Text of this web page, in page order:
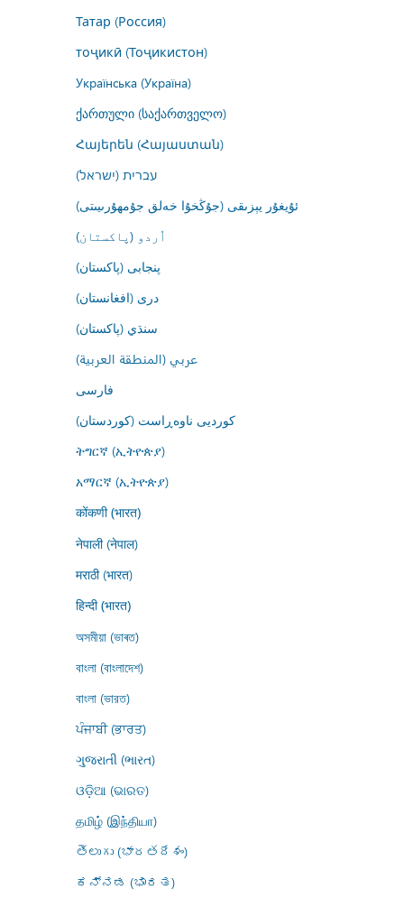
Татар (Россия)
тоҷикӣ (Тоҷикистон)
Українська (Україна)
ქართული (საქართველო)
Հայերեն (Հայաստան)
עברית (ישראל)
ئۇيغۇر يېزىقى (جۇڭخۇا خەلق جۇمھۇرىيىتى)
اُردو (پاکستان)
پنجابی (پاکستان)
درى (افغانستان)
سنڌي (پاکستان)
عربي (المنطقة العربية)
فارسى
کوردیی ناوەڕاست (کوردستان)
ትግርኛ (ኢትዮጵያ)
አማርኛ (ኢትዮጵያ)
कोंकणी (भारत)
नेपाली (नेपाल)
मराठी (भारत)
हिन्दी (भारत)
অসমীয়া (ভাৰত)
বাংলা (বাংলাদেশ)
বাংলা (ভারত)
ਪੰਜਾਬੀ (ਭਾਰਤ)
ગુજરાતી (ભારત)
ଓଡ଼ିଆ (ଭାରତ)
தமிழ் (இந்தியா)
తెలుగు (భారతదేశం)
ಕನ್ನಡ (ಭಾರತ)